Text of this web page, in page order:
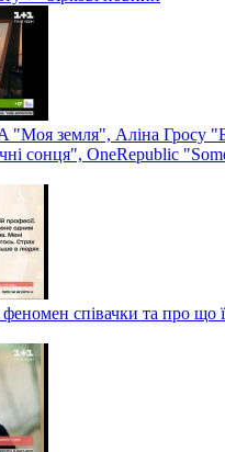
земля", Аліна Гросу
сонця", OneRepublic
співачки та про що